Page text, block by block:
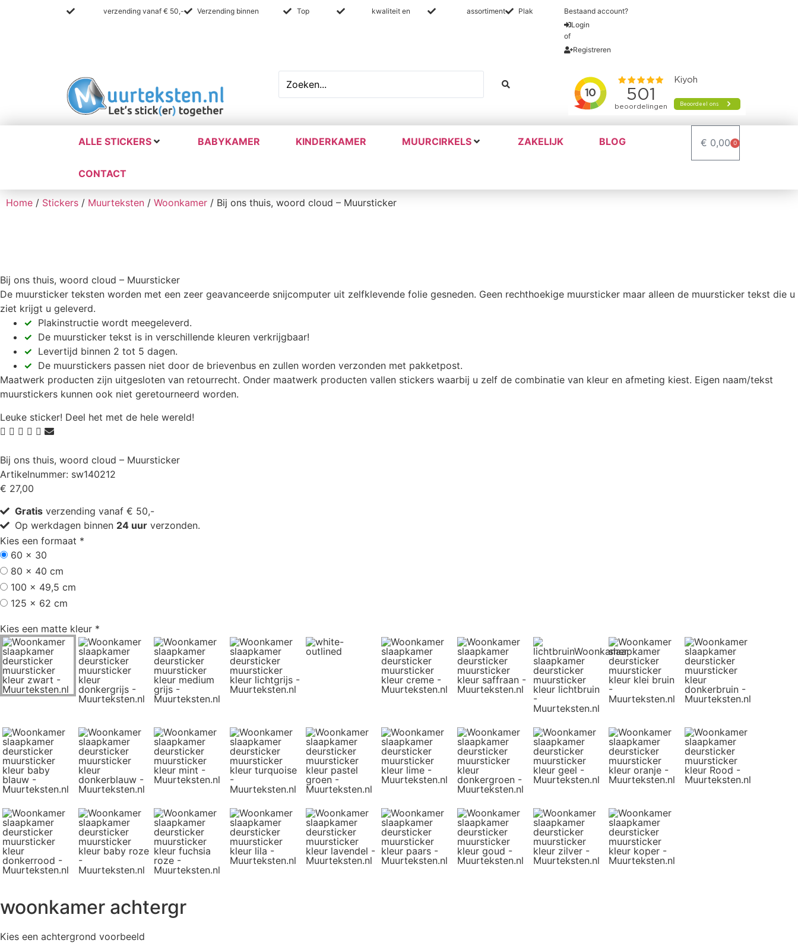
verzending vanaf € 50,- Verzending binnen Top kwaliteit en assortiment Plak
Bestaand account?
Login
of
Registreren
ALLE STICKERS BABYKAMER KINDERKAMER MUURCIRKELS ZAKELIJK BLOG
CONTACT
€ 0,00 0
Home / Stickers / Muurteksten / Woonkamer / Bij ons thuis, woord cloud – Muursticker
Bij ons thuis, woord cloud – Muursticker
De muursticker teksten worden met een zeer geavanceerde snijcomputer uit zelfklevende folie gesneden. Geen rechthoekige muursticker maar alleen de muursticker tekst die u
ziet krijgt u geleverd.
✓ Plakinstructie wordt meegeleverd.
✓ De muursticker tekst is in verschillende kleuren verkrijgbaar!
✓ Levertijd binnen 2 tot 5 dagen.
✓ De muurstickers passen niet door de brievenbus en zullen worden verzonden met pakketpost.
Maatwerk producten zijn uitgesloten van retourrecht. Onder maatwerk producten vallen stickers waarbij u zelf de combinatie van kleur en afmeting kiest. Eigen naam/tekst
muurstickers kunnen ook niet geretourneerd worden.
Leuke sticker! Deel het met de hele wereld!
Bij ons thuis, woord cloud – Muursticker
Artikelnummer: sw140212
€ 27,00
Gratis verzending vanaf € 50,-
Op werkdagen binnen 24 uur verzonden.
Kies een formaat *
60 x 30
80 x 40 cm
100 x 49,5 cm
125 x 62 cm
Kies een matte kleur *
woonkamer achtergr
Kies een achtergrond voorbeeld